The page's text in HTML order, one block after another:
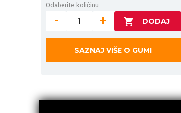
Odaberite količinu
- +
SAZNAJ VIŠE O GUMI